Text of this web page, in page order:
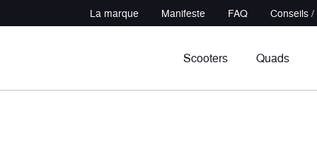
Scooters Quads
La marque Manifeste FAQ Conseils